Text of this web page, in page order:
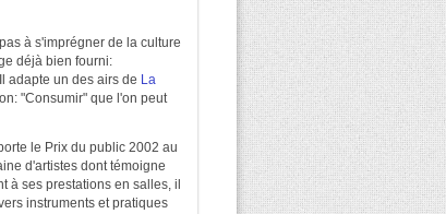
à s'imprégner de la culture
déjà bien fourni:
adapte un des airs de
La
"Consumir" que l'on peut
le Prix du public 2002 au
d'artistes dont témoigne
à ses prestations en salles, il
instruments et pratiques